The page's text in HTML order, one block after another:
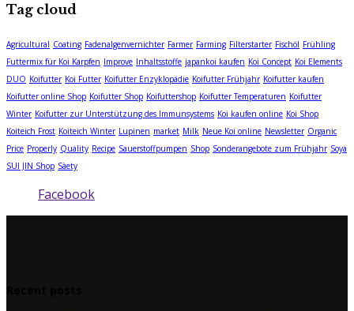
Tag cloud
Agricultural Coating Fadenalgenvernichter Farmer Farming Filterstarter Fischöl Frühling
Futtermix für Koi Karpfen Improve Inhaltsstoffe japankoi kaufen Koi Concept Koi Elements
DUO Koifutter Koi Futter Koifutter Enzyklopädie Koifutter Frühjahr Koifutter kaufen
Koifutter online Shop Koifutter Shop Koifuttershop Koifutter Temperaturen Koifutter
Winter Koifutter zur Unterstützung des Immunsystems Koi kaufen online Koi Shop
Koiteich Frost Koiteich Winter Lupinen market Milk Neue Koi online Newsletter Organic
Price Properly Quality Recipe Sauerstoffpumpen Shop Sonderangebote zum Frühjahr Soya
SUI JIN Shop Sàety
Facebook